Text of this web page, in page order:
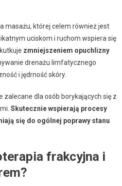
masażu, której celem również jest
uciskom i ruchom wspiera się
zmniejszeniem opuchlizny
drenażu limfatycznego
i jędrność skóry.
zalecane dla osób borykających się z
Skutecznie wspierają procesy
się do ogólnej poprawy stanu
frakcyjna i